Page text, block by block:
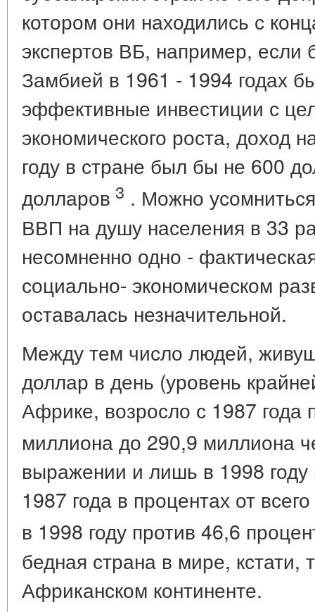
котором они находились с
экспертов ВБ, например, если
Замбией в 1961 - 1994 годах
эффективные инвестиции с
экономического роста, доход
году в стране был бы не 600
долларов 3 . Можно
ВВП на душу населения в 33
несомненно одно -
социально- экономическом
оставалась незначительной.
Между тем число людей,
доллар в день (уровень
Африке, возросло с 1987 года
миллиона до 290,9 миллиона
выражении и лишь в 1998 году
1987 года в процентах от
в 1998 году против 46,6
бедная страна в мире, кстати,
Африканском континенте.